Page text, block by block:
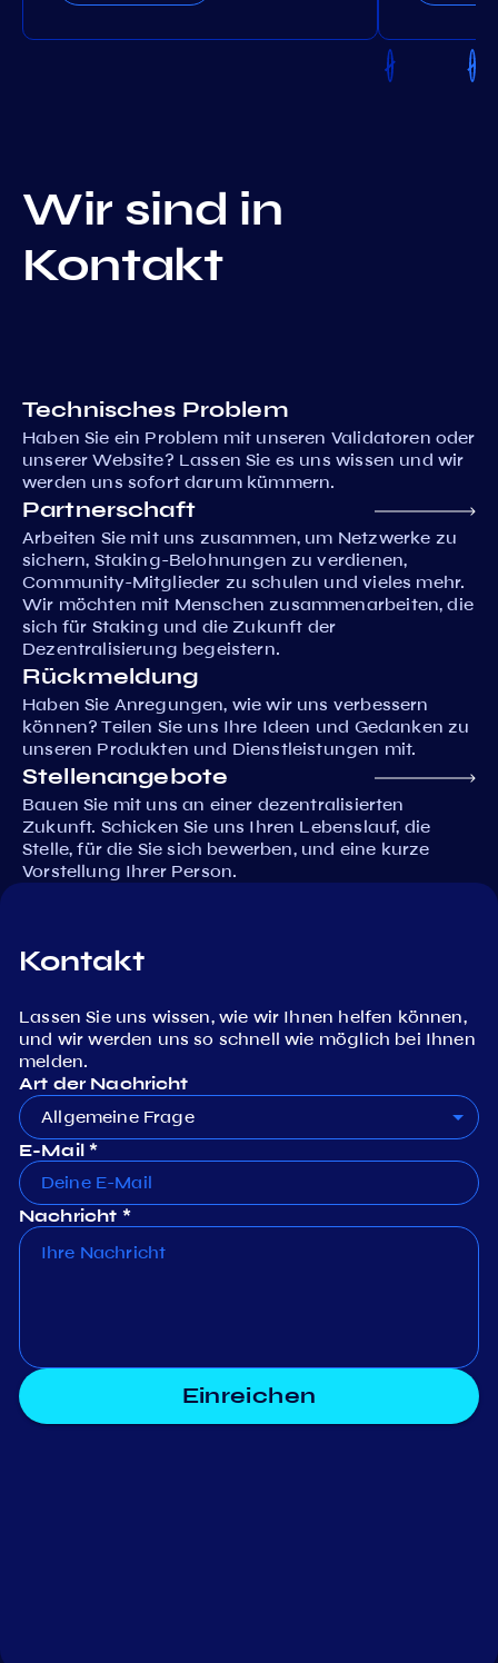
Wir sind in
Kontakt
Technisches Problem
Haben Sie ein Problem mit unseren Validatoren oder
unserer Website? Lassen Sie es uns wissen und wir
werden uns sofort darum kümmern.
Partnerschaft
Arbeiten Sie mit uns zusammen, um Netzwerke zu
sichern, Staking-Belohnungen zu verdienen,
Community-Mitglieder zu schulen und vieles mehr.
Wir möchten mit Menschen zusammenarbeiten, die
sich für Staking und die Zukunft der
Dezentralisierung begeistern.
Rückmeldung
Haben Sie Anregungen, wie wir uns verbessern
können? Teilen Sie uns Ihre Ideen und Gedanken zu
unseren Produkten und Dienstleistungen mit.
Stellenangebote
Bauen Sie mit uns an einer dezentralisierten
Zukunft. Schicken Sie uns Ihren Lebenslauf, die
Stelle, für die Sie sich bewerben, und eine kurze
Vorstellung Ihrer Person.
Kontakt
Lassen Sie uns wissen, wie wir Ihnen helfen können,
und wir werden uns so schnell wie möglich bei Ihnen
melden.
Art der Nachricht
Allgemeine Frage
E-Mail *
Nachricht *
Einreichen